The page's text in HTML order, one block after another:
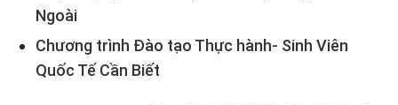
Ngoài
Chương trình Đào tạo Thực hành- Sinh Viên
Quốc Tế Cần Biết